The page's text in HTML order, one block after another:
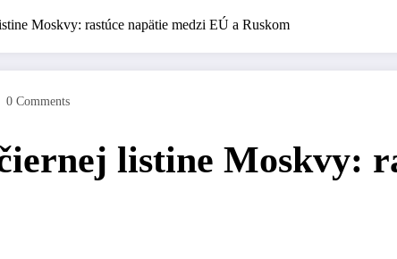
Moskvy: rastúce napätie medzi EÚ a Ruskom
0 Comments
listine Moskvy: